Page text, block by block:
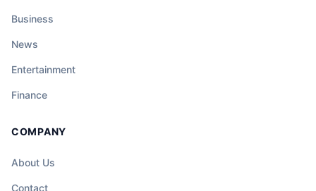
Business
News
Entertainment
Finance
COMPANY
About Us
Contact